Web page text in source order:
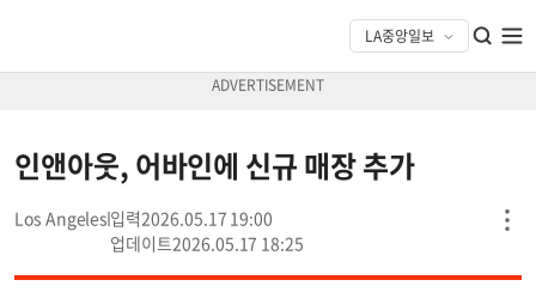
인앤아웃, 어바인에 신규 매장 추가
Los Angeles
2026.05.17 19:00
2026.05.17 18:25